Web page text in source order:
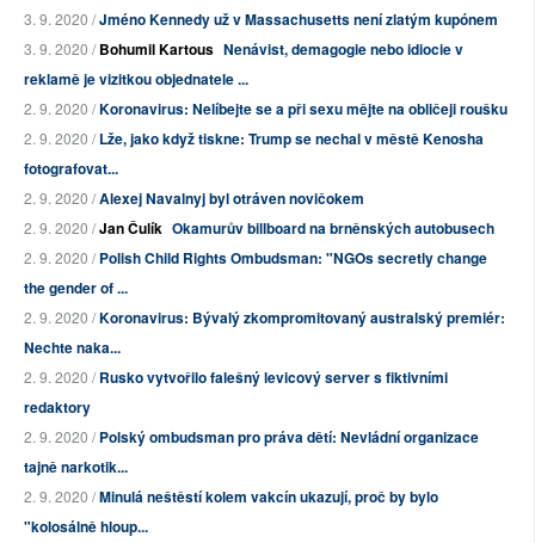
3. 9. 2020 /Jméno Kennedy už v Massachusetts není zlatým kupónem
3. 9. 2020 /Bohumil Kartous Nenávist, demagogie nebo idiocie v
reklamě je vizitkou objednatele ...
2. 9. 2020 /Koronavirus: Nelíbejte se a při sexu mějte na obličeji roušku
2. 9. 2020 /Lže, jako když tiskne: Trump se nechal v městě Kenosha
fotografovat...
2. 9. 2020 /Alexej Navalnyj byl otráven novičokem
2. 9. 2020 /Jan Čulík Okamurův billboard na brněnských autobusech
2. 9. 2020 /Polish Child Rights Ombudsman: "NGOs secretly change
the gender of ...
2. 9. 2020 /Koronavirus: Bývalý zkompromitovaný australský premiér:
Nechte naka...
2. 9. 2020 /Rusko vytvořilo falešný levicový server s fiktivními
redaktory
2. 9. 2020 /Polský ombudsman pro práva dětí: Nevládní organizace
tajně narkotik...
2. 9. 2020 /Minulá neštěstí kolem vakcín ukazují, proč by bylo
"kolosálně hloup...